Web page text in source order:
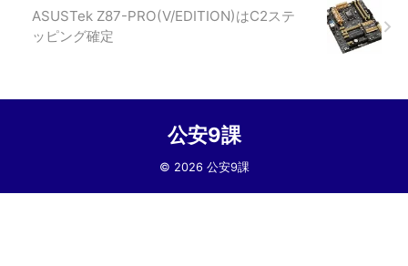
ASUSTek Z87-PRO(V/EDITION)はC2ステ
ッピング確定
公安9課
© 2026 公安9課